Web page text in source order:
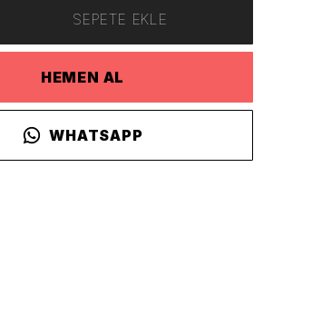
SEPETE EKLE
HEMEN AL
WHATSAPP